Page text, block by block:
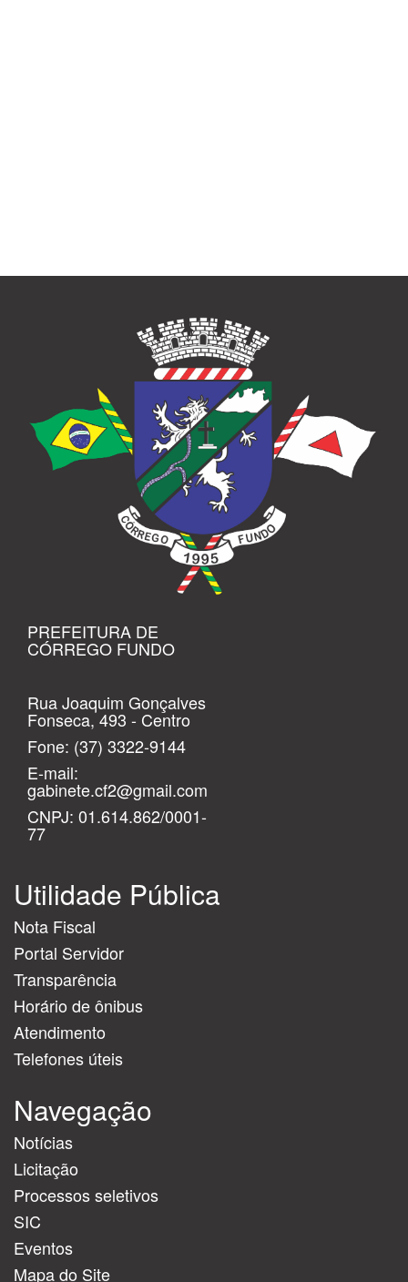
PREFEITURA DE
CÓRREGO FUNDO
Rua Joaquim Gonçalves
Fonseca, 493 - Centro
Fone: (37) 3322-9144
E-mail:
gabinete.cf2@gmail.com
CNPJ: 01.614.862/0001-
77
Utilidade Pública
Nota Fiscal
Portal Servidor
Transparência
Horário de ônibus
Atendimento
Telefones úteis
Navegação
Notícias
Licitação
Processos seletivos
SIC
Eventos
Mapa do Site